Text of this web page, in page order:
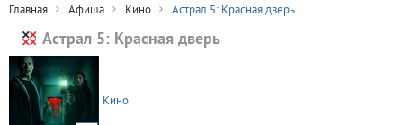
Главная Афиша Кино Астрал 5: Красная дверь
Астрал 5: Красная дверь
Кино